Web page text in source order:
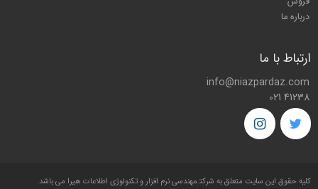
درباره ما
ارتباط با ما
info@niazpardaz.com
021 41238
کليه حقوق اين سايت متعلق به شرکتمهندسی نرم افزار و تکنولوژی اطلاعات هیرا می باشد.